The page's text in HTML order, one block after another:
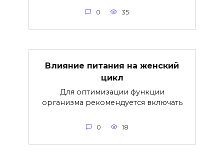
0 35
Влияние питания на женский
цикл
Для оптимизации функции
организма рекомендуется включать
0 18